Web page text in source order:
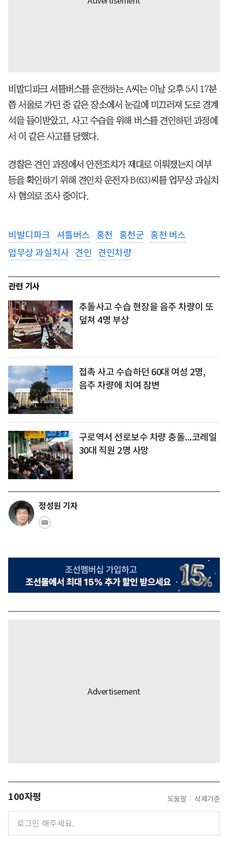
비발디파크 셔틀버스를 운전하는 A씨는 이날 오후 5시 17분
쯤 서울로 가던 중 같은 장소에서 눈길에 미끄러져 도로 경계
석을 들이받았고, 사고 수습을 위해 버스를 견인하던 과정에
서 이 같은 사고를 당했다.
경찰은 견인 과정에서 안전조치가 제대로 이뤄졌는지 여부
등을 확인하기 위해 견인차 운전자 B(63)씨를 업무상 과실치
사 혐의로 조사 중이다.
비발디파크 셔틀버스 홍천 홍천군 홍천 버스
업무상 과실치사 견인 견인차량
관련 기사
추돌사고 수습 현장을 음주 차량이 또
덮쳐 4명 부상
접촉 사고 수습하던 60대 여성 2명,
음주 차량에 치여 참변
구로역서 선로보수 차량 충돌...코레일
30대 직원 2명 사망
정성원 기자
100자평 도움말 삭제기준